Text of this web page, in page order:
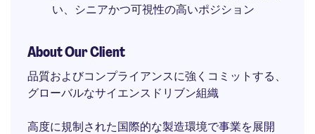
い、シニアかつ可視性の高いポジション
About Our Client
品質およびコンプライアンスに強くコミットする、
グローバルなサイエンスドリブン組織
高度に規制された国際的な製造環境で事業を展開